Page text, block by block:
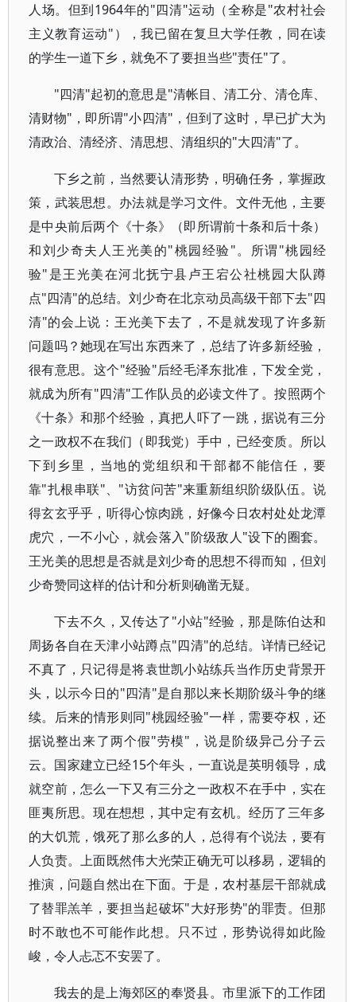
人场。但到1964年的"四清"运动（全称是"农村社会
主义教育运动"），我已留在复旦大学任教，同在读
的学生一道下乡，就免不了要担当些"责任"了。
"四清"起初的意思是"清帐目、清工分、清仓库、
清财物"，即所谓"小四清"，但到了这时，早已扩大为
清政治、清经济、清思想、清组织的"大四清"了。
下乡之前，当然要认清形势，明确任务，掌握政
策，武装思想。办法就是学习文件。文件无他，主要
是中央前后两个《十条》（即所谓前十条和后十条）
和刘少奇夫人王光美的"桃园经验"。所谓"桃园经
验"是王光美在河北抚宁县卢王宕公社桃园大队蹲
点"四清"的总结。刘少奇在北京动员高级干部下去"四
清"的会上说：王光美下去了，不是就发现了许多新
问题吗？她现在写出东西来了，总结了许多新经验，
很有意思。这个"经验"后经毛泽东批准，下发全党，
就成为所有"四清"工作队员的必读文件了。按照两个
《十条》和那个经验，真把人吓了一跳，据说有三分
之一政权不在我们（即我党）手中，已经变质。所以
下到乡里，当地的党组织和干部都不能信任，要
靠"扎根串联"、"访贫问苦"来重新组织阶级队伍。说
得玄玄乎乎，听得心惊肉跳，好像今日农村处处龙潭
虎穴，一不小心，就会落入"阶级敌人"设下的圈套。
王光美的思想是否就是刘少奇的思想不得而知，但刘
少奇赞同这样的估计和分析则确凿无疑。
下去不久，又传达了"小站"经验，那是陈伯达和
周扬各自在天津小站蹲点"四清"的总结。详情已经记
不真了，只记得是将袁世凯小站练兵当作历史背景开
头，以示今日的"四清"是自那以来长期阶级斗争的继
续。后来的情形则同"桃园经验"一样，需要夺权，还
据说整出来了两个假"劳模"，说是阶级异己分子云
云。国家建立已经15个年头，一直说是英明领导，成
就空前，怎么一下又有三分之一政权不在手中，实在
匪夷所思。现在想想，其中定有玄机。经历了三年多
的大饥荒，饿死了那么多的人，总得有个说法，要有
人负责。上面既然伟大光荣正确无可以移易，逻辑的
推演，问题自然出在下面。于是，农村基层干部就成
了替罪羔羊，要担当起破坏"大好形势"的罪责。但那
时不敢也不可能作此想。只不过，形势说得如此险
峻，令人忐忑不安罢了。
我去的是上海郊区的奉贤县。市里派下的工作团